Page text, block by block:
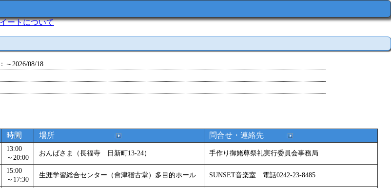
について
～2026/08/18
お土産をゲットせよ！ 」 受付期間：～2026/09/13
2026/09/29
時間 場所 問合せ・連絡先
13:00
～20:00
おんばさま（長福寺 日新町13-24） 手作り御姥尊祭礼実行委員会事務局
15:00
～17:30
生涯学習総合センター（會津稽古堂）多目的ホール SUNSET音楽室 電話0242-23-8485